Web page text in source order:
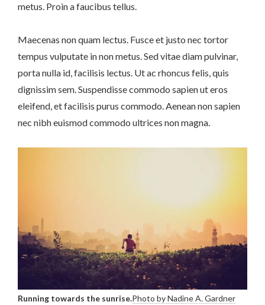
metus. Proin a faucibus tellus.
Maecenas non quam lectus. Fusce et justo nec tortor
tempus vulputate in non metus. Sed vitae diam pulvinar,
porta nulla id, facilisis lectus. Ut ac rhoncus felis, quis
dignissim sem. Suspendisse commodo sapien ut eros
eleifend, et facilisis purus commodo. Aenean non sapien
nec nibh euismod commodo ultrices non magna.
Running towards the sunrise.Photo by Nadine A. Gardner